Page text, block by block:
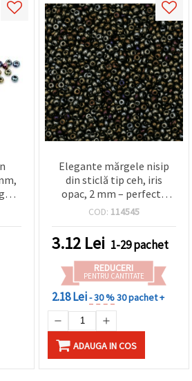
Elegante mărgele nisip
din sticlă tip ceh, iris
opac, 2 mm – perfecte
pentru bijuterii, broderie
– 15 g (~2050 buc.)
COD: 114545
3.12 Lei 1-29 pachet
REDUCERI
PENTRU CANTITATE
2.18 Lei- 30 %30 pachet +
ADAUGA IN COS